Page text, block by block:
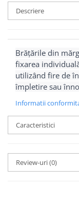
Descriere
Brățările din
fixarea
utilizând fire de
împletire sau
Informatii
Caracteristici
Review-uri(0)